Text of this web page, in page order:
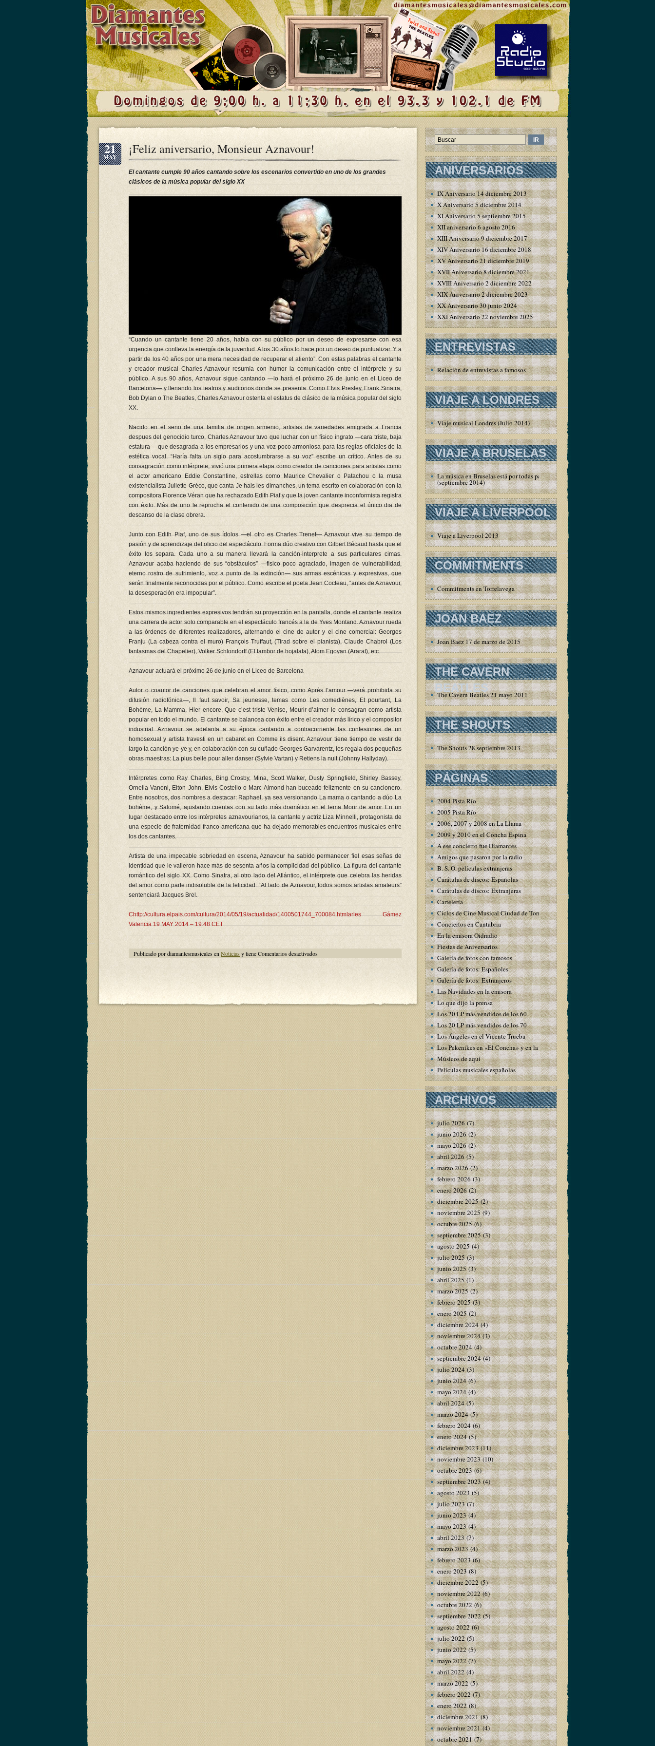
21
MAY
¡Feliz aniversario, Monsieur Aznavour!
El cantante cumple 90 años cantando sobre los escenarios convertido en uno de los grandes
clásicos de la música popular del siglo XX
“Cuando un cantante tiene 20 años, habla con su público por un deseo de expresarse con esa
urgencia que conlleva la energía de la juventud. A los 30 años lo hace por un deseo de puntualizar. Y a
partir de los 40 años por una mera necesidad de recuperar el aliento”. Con estas palabras el cantante
y creador musical Charles Aznavour resumía con humor la comunicación entre el intérprete y su
público. A sus 90 años, Aznavour sigue cantando —lo hará el próximo 26 de junio en el Liceo de
Barcelona— y llenando los teatros y auditorios donde se presenta. Como Elvis Presley, Frank Sinatra,
Bob Dylan o The Beatles, Charles Aznavour ostenta el estatus de clásico de la música popular del siglo
XX.
Nacido en el seno de una familia de origen armenio, artistas de variedades emigrada a Francia
despues del genocidio turco, Charles Aznavour tuvo que luchar con un físico ingrato —cara triste, baja
estatura— que desagrada a los empresarios y una voz poco armoniosa para las reglas oficiales de la
estética vocal. “Haría falta un siglo para acostumbrarse a su voz” escribe un crítico. Antes de su
consagración como intérprete, vivió una primera etapa como creador de canciones para artistas como
el actor americano Eddie Constantine, estrellas como Maurice Chevalier o Patachou o la musa
existencialista Juliette Gréco, que canta Je hais les dimanches, un tema escrito en colaboración con la
compositora Florence Véran que ha rechazado Edith Piaf y que la joven cantante inconformista registra
con éxito. Más de uno le reprocha el contenido de una composición que desprecia el único dia de
descanso de la clase obrera.
Junto con Edith Piaf, uno de sus ídolos —el otro es Charles Trenet— Aznavour vive su tiempo de
pasión y de aprendizaje del oficio del espectáculo. Forma dúo creativo con Gilbert Bécaud hasta que el
éxito los separa. Cada uno a su manera llevará la canción-interprete a sus particulares cimas.
Aznavour acaba haciendo de sus “obstáculos” —físico poco agraciado, imagen de vulnerabilidad,
eterno rostro de sufrimiento, voz a punto de la extinción— sus armas escénicas y expresivas, que
serán finalmente reconocidas por el público. Como escribe el poeta Jean Cocteau, “antes de Aznavour,
la desesperación era impopular”.
Estos mismos ingredientes expresivos tendrán su proyección en la pantalla, donde el cantante realiza
una carrera de actor solo comparable en el espectáculo francés a la de Yves Montand. Aznavour rueda
a las órdenes de diferentes realizadores, alternando el cine de autor y el cine comercial: Georges
Franju (La cabeza contra el muro) François Truffaut, (Tirad sobre el pianista), Claude Chabrol (Los
fantasmas del Chapelier), Volker Schlondorff (El tambor de hojalata), Atom Egoyan (Ararat), etc.
Aznavour actuará el próximo 26 de junio en el Liceo de Barcelona
Autor o coautor de canciones que celebran el amor físico, como Après l’amour —verá prohibida su
difusión radiofónica—, Il faut savoir, Sa jeunesse, temas como Les comediènes, Et pourtant, La
Bohème, La Mamma, Hier encore, Que c’est triste Venise, Mourir d’aimer le consagran como artista
popular en todo el mundo. El cantante se balancea con éxito entre el creador más lírico y el compositor
industrial. Aznavour se adelanta a su época cantando a contracorriente las confesiones de un
homosexual y artista travesti en un cabaret en Comme ils disent. Aznavour tiene tiempo de vestir de
largo la canción ye-ye y, en colaboración con su cuñado Georges Garvarentz, les regala dos pequeñas
obras maestras: La plus belle pour aller danser (Sylvie Vartan) y Retiens la nuit (Johnny Hallyday).
Intérpretes como Ray Charles, Bing Crosby, Mina, Scott Walker, Dusty Springfield, Shirley Bassey,
Ornella Vanoni, Elton John, Elvis Costello o Marc Almond han buceado felizmente en su cancionero.
Entre nosotros, dos nombres a destacar: Raphael, ya sea versionando La mama o cantando a dúo La
bohème, y Salomé, ajustando cuentas con su lado más dramático en el tema Morir de amor. En un
lugar destacado entre los intérpretes aznavourianos, la cantante y actriz Liza Minnelli, protagonista de
una especie de fraternidad franco-americana que ha dejado memorables encuentros musicales entre
los dos cantantes.
Artista de una impecable sobriedad en escena, Aznavour ha sabido permanecer fiel esas señas de
identidad que le valieron hace más de sesenta años la complicidad del público. La figura del cantante
romántico del siglo XX. Como Sinatra, al otro lado del Atlántico, el intérprete que celebra las heridas
del amor como parte indisoluble de la felicidad. “Al lado de Aznavour, todos somos artistas amateurs”
sentenciará Jacques Brel.
Chttp://cultura.elpais.com/cultura/2014/05/19/actualidad/1400501744_700084.htmlarles Gámez
Valencia 19 MAY 2014 – 19:48 CET
Publicado por diamantesmusicales en Noticias y tieneComentarios desactivados
¡Feliz
Aznavour!
ANIVERSARIOS
IX Aniversario 14 diciembre 2013
X Aniversario 5 diciembre 2014
XI Aniversario 5 septiembre 2015
XII aniversario 6 agosto 2016
XIII Aniversario 9 diciembre 2017
XIV Aniversario 16 diciembre 2018
XV Aniversario 21 diciembre 2019
XVII Aniversario 8 diciembre 2021
XVIII Aniversario 2 diciembre 2022
XIX Aniversario 2 diciembre 2023
XX Aniversario 30 junio 2024
XXI Aniversario 22 noviembre 2025
ENTREVISTAS
Relación de entrevistas a famosos
VIAJE A LONDRES
Viaje musical Londres (Julio 2014)
VIAJE A BRUSELAS
La música en Bruselas está por todas partes
(septiembre 2014)
VIAJE A LIVERPOOL
Viaje a Liverpool 2013
COMMITMENTS
Commitments en Torrelavega
JOAN BAEZ
Joan Baez 17 de marzo de 2015
THE CAVERN
BEATLES
The Cavern Beatles 21 mayo 2011
THE SHOUTS
The Shouts 28 septiembre 2013
PÁGINAS
2004 Pista Río
2005 Pista Río
2006, 2007 y 2008 en La Llama
2009 y 2010 en el Concha Espina
A ese concierto fue Diamantes
Amigos que pasaron por la radio
B. S. O. películas extranjeras
Carátulas de discos: Españolas
Carátulas de discos: Extranjeras
Cartelería
Ciclos de Cine Musical Ciudad de Torrelavega
Conciertos en Cantabria
En la emisora Oidradio
Fiestas de Aniversarios
Galería de fotos con famosos
Galería de fotos: Españoles
Galería de fotos: Extranjeros
Las Navidades en la emisora
Lo que dijo la prensa
Los 20 LP más vendidos de los 60
Los 20 LP más vendidos de los 70
Los Ángeles en el Vicente Trueba
Los Pekenikes en «El Concha» y en la emisora
Músicos de aquí
Películas musicales españolas
ARCHIVOS
julio 2026(7)
junio 2026(2)
mayo 2026(2)
abril 2026(5)
marzo 2026(2)
febrero 2026(3)
enero 2026(2)
diciembre 2025(2)
noviembre 2025(9)
octubre 2025(6)
septiembre 2025(3)
agosto 2025 (4)
julio 2025(3)
junio 2025(3)
abril 2025(1)
marzo 2025(2)
febrero 2025(3)
enero 2025(2)
diciembre 2024(4)
noviembre 2024(3)
octubre 2024(4)
septiembre 2024(4)
julio 2024(3)
junio 2024(6)
mayo 2024(4)
abril 2024(5)
marzo 2024(5)
febrero 2024(6)
enero 2024(5)
diciembre 2023(11)
noviembre 2023(10)
octubre 2023(6)
septiembre 2023(4)
agosto 2023(5)
julio 2023(7)
junio 2023(4)
mayo 2023(4)
abril 2023(7)
marzo 2023(4)
febrero 2023(6)
enero 2023(8)
diciembre 2022(5)
noviembre 2022(6)
octubre 2022 (6)
septiembre 2022(5)
agosto 2022(6)
julio 2022(5)
junio 2022(5)
mayo 2022(7)
abril 2022(4)
marzo 2022(5)
febrero 2022(7)
enero 2022(8)
diciembre 2021(8)
noviembre 2021(4)
octubre 2021(7)